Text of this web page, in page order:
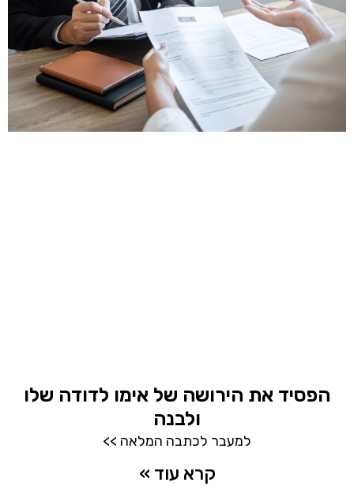
הפסיד את הירושה של אימו לדודה שלו
ולבנה
למעבר לכתבה המלאה >>
קרא עוד »